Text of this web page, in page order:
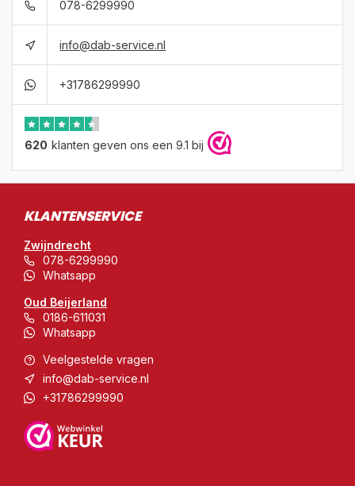
078-6299990
info@dab-service.nl
+31786299990
620 klanten geven ons een 9.1 bij
KLANTENSERVICE
Zwijndrecht
078-6299990
Whatsapp
Oud Beijerland
0186-611031
Whatsapp
Veelgestelde vragen
info@dab-service.nl
+31786299990